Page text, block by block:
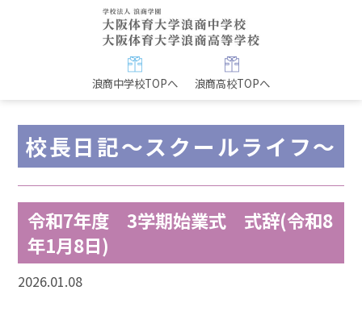
浪商中学校TOPへ 浪商高校TOPへ
校長日記～スクールライフ～
令和7年度 3学期始業式 式辞(令和8
年1月8日)
2026.01.08